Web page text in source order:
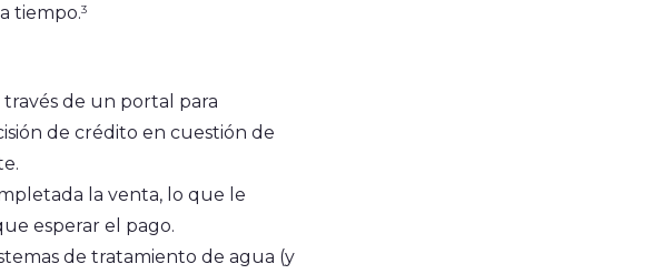
tiempo.3
de un portal para
de crédito en cuestión de
la venta, lo que le
esperar el pago.
de tratamiento de agua (y